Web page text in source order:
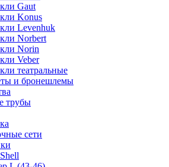
Gaut
Konus
Levenhuk
Norbert
Norin
Veber
театральные
и бронешлемы
трубы
сети